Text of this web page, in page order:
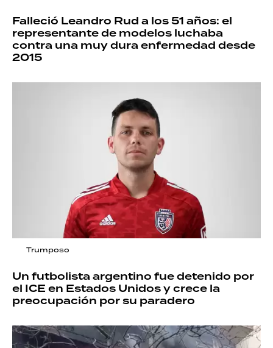
Falleció Leandro Rud a los 51 años: el
representante de modelos luchaba
contra una muy dura enfermedad desde
2015
Trumposo
Un futbolista argentino fue detenido por
el ICE en Estados Unidos y crece la
preocupación por su paradero